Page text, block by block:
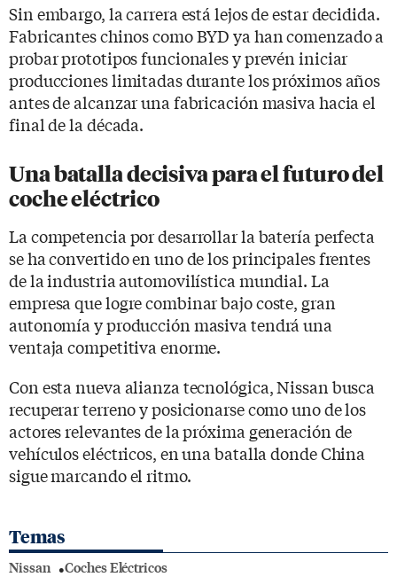
Sin embargo, la carrera está lejos de estar decidida.
Fabricantes chinos como BYD ya han comenzado a
probar prototipos funcionales y prevén iniciar
producciones limitadas durante los próximos años
antes de alcanzar una fabricación masiva hacia el
final de la década.
Una batalla decisiva para el futuro del
coche eléctrico
La competencia por desarrollar la batería perfecta
se ha convertido en uno de los principales frentes
de la industria automovilística mundial. La
empresa que logre combinar bajo coste, gran
autonomía y producción masiva tendrá una
ventaja competitiva enorme.
Con esta nueva alianza tecnológica, Nissan busca
recuperar terreno y posicionarse como uno de los
actores relevantes de la próxima generación de
vehículos eléctricos, en una batalla donde China
sigue marcando el ritmo.
Temas
Nissan Coches Eléctricos